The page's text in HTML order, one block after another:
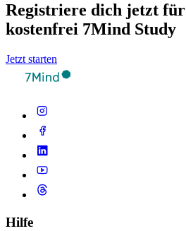
Registriere dich jetzt
kostenfrei 7Mind Study
Jetzt starten
Hilfe